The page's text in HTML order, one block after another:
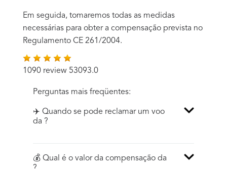
Em seguida, tomaremos todas as medidas
necessárias para obter a compensação prevista no
Regulamento CE 261/2004.
1090 review 53093.0
Perguntas mais freqüentes:
✈️ Quando se pode reclamar um voo
da ?
💰 Qual é o valor da compensação da